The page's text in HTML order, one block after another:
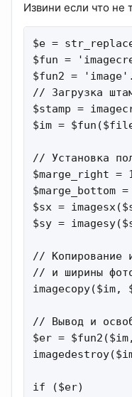
Извини если что не
$e =
$fun =
$fun2 =
// Загрузка
$stamp =
$im =
// Установка
$marge_right =
$marge_bottom
$sx =
$sy =
// Копирование
// и ширины
// Вывод и
$er =
if ($er)